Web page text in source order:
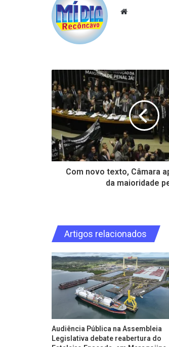
Website
Com novo texto, Câmara
da maioridade
Artigos relacionados
Audiência Pública na Assembleia
Legislativa debate reabertura do